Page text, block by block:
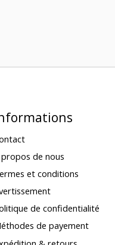
de nous
et conditions
de confidentialité
de payement